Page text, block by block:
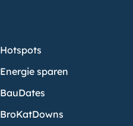
Hotspots
Energie sparen
BauDates
BroKatDowns